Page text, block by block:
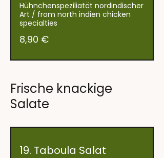
Hühnchenspeziliatät nordindischer
Art / from north indien chicken
specialties
8,90 €
Frische knackige
Salate
19. Taboula Salat